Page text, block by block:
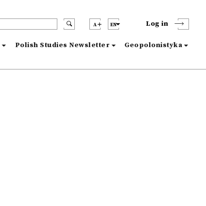
A EN Log in
Polish Studies Newsletter Geopolonistyka